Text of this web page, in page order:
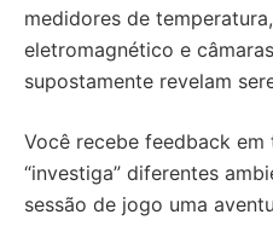
medidores de
eletromagnético e
supostamente revelam
Você recebe feedback
“investiga” diferentes
sessão de jogo uma